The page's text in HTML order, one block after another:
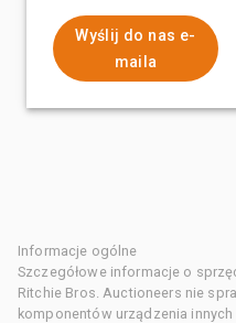
Wyślij do nas e-
maila
Informacje ogólne
Szczegółowe informacje o
Ritchie Bros. Auctioneers nie
komponentów urządzenia